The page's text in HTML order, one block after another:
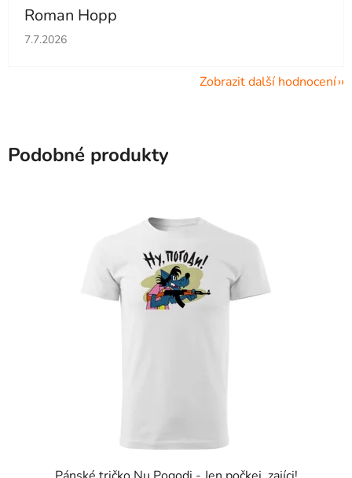
Roman Hopp
Hodnocení obchodu je 5 z 5 hvězdiček.
7.7.2026
Zobrazit další hodnocení
Podobné produkty